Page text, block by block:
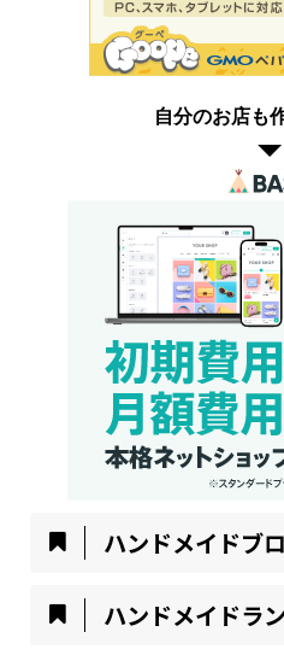
自分のお店も
ハンドメイドブ
ハンドメイドラ